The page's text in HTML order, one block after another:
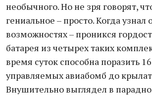
необычного. Но не зря говорят,
гениальное – просто. Когда узнал
возможностях – проникся
батарея из четырех таких
время суток способна поразить
управляемых авиабомб до
Внушительно выглядел в